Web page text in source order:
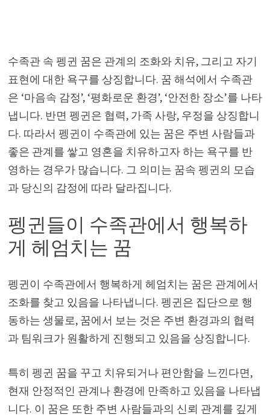
수족관 속 펭귄 꿈은 관계의 조화와 치유, 그리고 자기
표현에 대한 욕구를 상징합니다. 꿈 해석에서 수족관
은 ‘마음속 감정’, ‘평화로운 환경’, ‘안전한 장소’를 나타
냅니다. 반면 펭귄은 협력, 가족 사랑, 우정을 상징합니
다. 따라서 펭귄이 수족관에 있는 꿈은 주변 사람들과
좋은 관계를 쌓고 영혼을 치유하고자 하는 욕구를 반
영하는 경우가 많습니다. 그 의미는 꿈속 펭귄의 모습
과 당신의 감정에 따라 달라집니다.
펭귄들이 수족관에서 행복하
게 헤엄치는 꿈
펭귄이 수족관에서 행복하게 헤엄치는 꿈은 관계에서
조화를 찾고 있음을 나타냅니다. 펭귄은 집단으로 행
동하는 생물로, 꿈에서 보는 것은 주변 환경과의 협력
과 팀워크가 원활하게 진행되고 있음을 상징합니다.
특히 펭귄 꿈을 꾸고 치유되거나 편안함을 느낀다면,
현재 안정적인 관계나 환경에 만족하고 있음을 나타냅
니다. 이 꿈은 또한 주변 사람들과의 신뢰 관계를 깊게